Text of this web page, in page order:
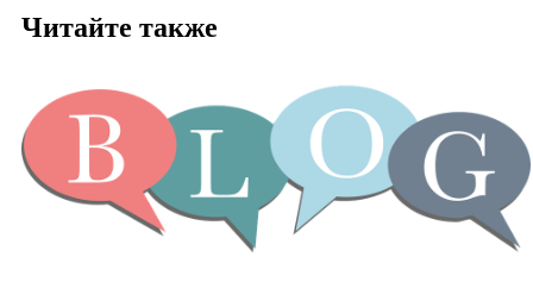
Читайте также